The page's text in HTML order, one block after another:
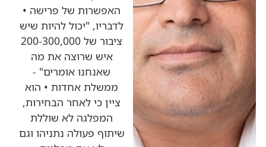
האפשרות של פרישה •
לדבריו, "יכול להיות שיש
ציבור של 200-300,000
איש שרוצה את מה
שאנחנו אומרים" -
ממשלת אחדות • הוא
ציין כי לאחר הבחירות,
המפלגה לא שוללת
שיתוף פעולה נתניהו וגם